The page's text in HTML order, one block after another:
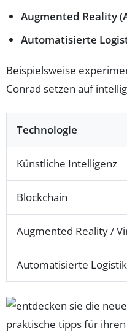
Augmented Reality
Automatisierte
Beispielsweise
Conrad setzen auf
Technologie
Künstliche Intelligenz
Blockchain
Augmented Reality /
Automatisierte Logistik